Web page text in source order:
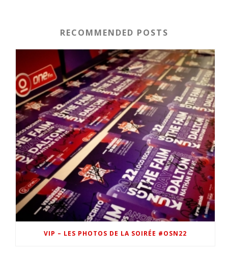
RECOMMENDED POSTS
VIP – LES PHOTOS DE LA SOIRÉE #OSN22